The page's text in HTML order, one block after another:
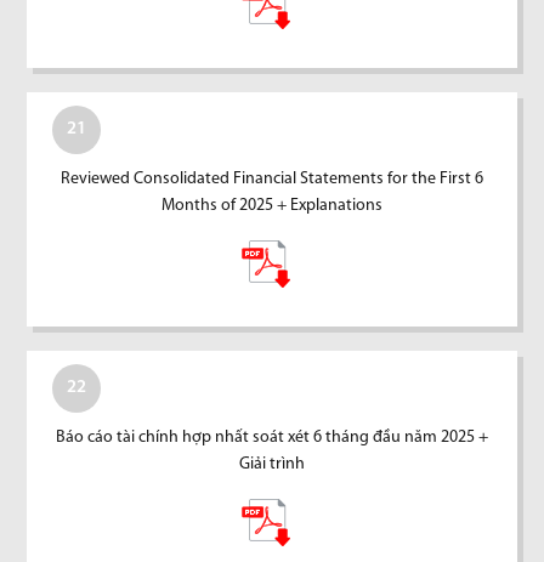
21
Reviewed Consolidated Financial Statements for the First 6
Months of 2025 + Explanations
22
Báo cáo tài chính hợp nhất soát xét 6 tháng đầu năm 2025 +
Giải trình